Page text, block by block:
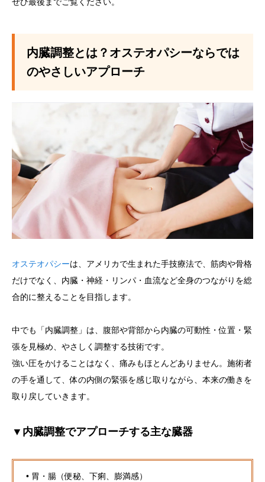
ぜひ最後までご覧ください。
内臓調整とは？オステオパシーならでは
のやさしいアプローチ
オステオパシーは、アメリカで生まれた手技療法で、筋肉や骨格
だけでなく、内臓・神経・リンパ・血流など全身のつながりを総
合的に整えることを目指します。
中でも「内臓調整」は、腹部や背部から内臓の可動性・位置・緊
張を見極め、やさしく調整する技術です。
強い圧をかけることはなく、痛みもほとんどありません。施術者
の手を通して、体の内側の緊張を感じ取りながら、本来の働きを
取り戻していきます。
▼内臓調整でアプローチする主な臓器
• 胃・腸（便秘、下痢、膨満感）